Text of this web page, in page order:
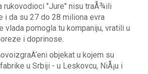
rukovodioci "Jure" nisu traÅ¾ili
i da su 27 do 28 miliona evra
vlada pomogla tu kompaniju, vratili u
i doprinose.
objekat u kojem su
u Srbiji - u Leskovcu, NiÅ¡u i